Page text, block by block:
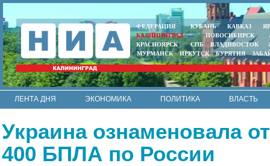
ФЕДЕРАЦИЯ КУБАНЬ КАВКАЗ
КАЛИНИНГРАД
НОВОСИБИРСК
КРАСНОЯРСК
СПБ ВЛАДИВОСТОК
МУРМАНСК
ИРКУТСК БУРЯТИЯ
ЛЕНТА ДНЯ ЭКОНОМИКА ПОЛИТИКА
ВЛАСТЬ
RSS
Украина ознаменовала
400 БПЛА по России